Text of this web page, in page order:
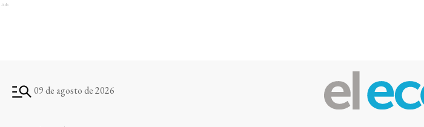
Ads
09 de agosto de 2026